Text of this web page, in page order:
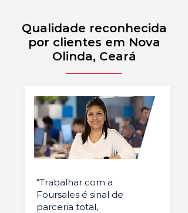
Qualidade reconhecida
por clientes em Nova
Olinda, Ceará
“Trabalhar com a
Foursales é sinal de
parceria total,